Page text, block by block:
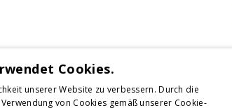
Cookies.
unserer Website zu verbessern. Durch die
von Cookies gemäß unserer Cookie-